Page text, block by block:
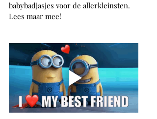
babybadjasjes voor de allerkleinsten.
Lees maar mee!